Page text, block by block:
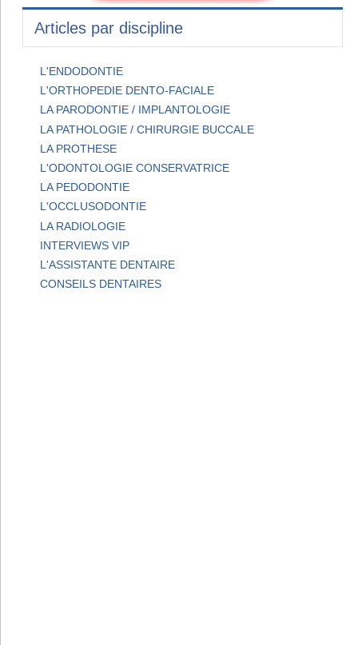
Articles par discipline
L'ENDODONTIE
L'ORTHOPEDIE DENTO-FACIALE
LA PARODONTIE / IMPLANTOLOGIE
LA PATHOLOGIE / CHIRURGIE BUCCALE
LA PROTHESE
L'ODONTOLOGIE CONSERVATRICE
LA PEDODONTIE
L'OCCLUSODONTIE
LA RADIOLOGIE
INTERVIEWS VIP
L'ASSISTANTE DENTAIRE
CONSEILS DENTAIRES